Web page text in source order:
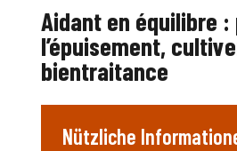
Aidant en équilibre
l’épuisement,
bientraitance
Nützliche